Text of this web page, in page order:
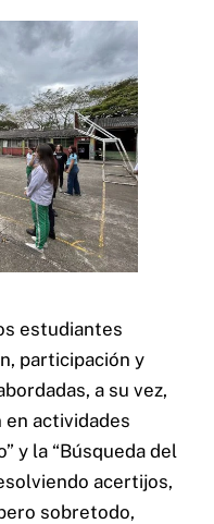
estudiantes
participación y
a su vez,
actividades
y la “Búsqueda del
acertijos,
sobretodo,